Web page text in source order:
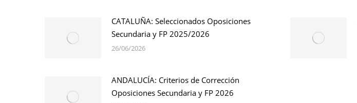
CATALUÑA: Seleccionados Oposiciones
Secundaria y FP 2025/2026
26/06/2026
ANDALUCÍA: Criterios de Corrección
Oposiciones Secundaria y FP 2026